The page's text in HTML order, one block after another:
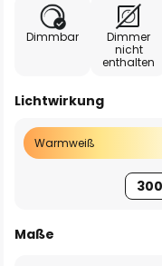
Dimmbar
Dimmer
nicht
enthalten
Lichtwirkung
Warmweiß
Maße